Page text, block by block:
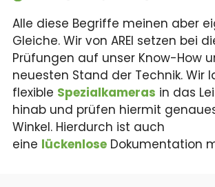
Alle diese Begriffe meinen aber
Gleiche. Wir von AREI setzen bei
Prüfungen auf unser Know-How
neuesten Stand der Technik. Wir
flexible Spezialkameras in das
hinab und prüfen hiermit
Winkel. Hierdurch ist auch
eine lückenlose Dokumentation